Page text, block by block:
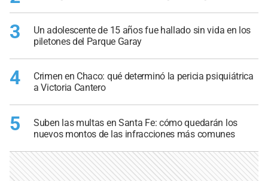
3
Un adolescente de 15 años fue hallado sin vida en los
piletones del Parque Garay
4
Crimen en Chaco: qué determinó la pericia psiquiátrica
a Victoria Cantero
5
Suben las multas en Santa Fe: cómo quedarán los
nuevos montos de las infracciones más comunes